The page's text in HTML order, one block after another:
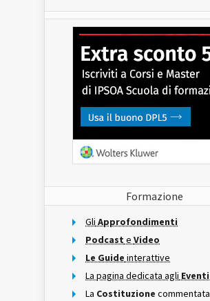
Formazione
Gli Approfondimenti
Podcast e Video
Le Guide interattive
La pagina dedicata agli Eventi
La Costituzione commentata